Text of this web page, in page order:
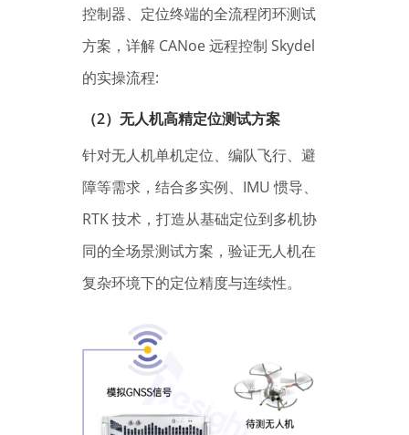
控制器、定位终端的全流程闭环测试
方案，详解 CANoe 远程控制 Skydel
的实操流程:
（2）无人机高精定位测试方案
针对无人机单机定位、编队飞行、避
障等需求，结合多实例、IMU 惯导、
RTK 技术，打造从基础定位到多机协
同的全场景测试方案，验证无人机在
复杂环境下的定位精度与连续性。